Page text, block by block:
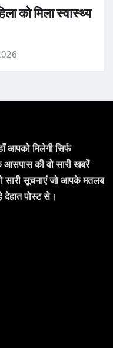
को मिला स्वास्थ्य
मिलेगी सिर्फ
की वो सारी खबरें
सारी सूचनाएं जो आपके मतलब
पोस्ट से।